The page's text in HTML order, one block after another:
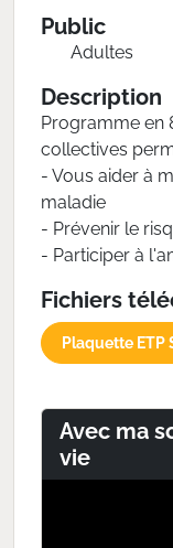
Public
Adultes
Description
Programme en
collectives
- Vous aider à
maladie
- Prévenir le
- Participer à
Fichiers
Plaquette ETP
Avec ma
vie